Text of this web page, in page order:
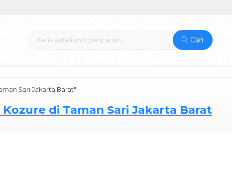
Cari
Sari Jakarta Barat"
di Taman Sari Jakarta Barat